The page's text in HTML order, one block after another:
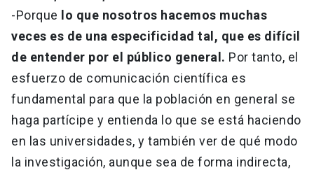
-Porque lo que nosotros hacemos muchas
veces es de una especificidad tal, que es difícil
de entender por el público general. Por tanto, el
esfuerzo de comunicación científica es
fundamental para que la población en general se
haga partícipe y entienda lo que se está haciendo
en las universidades, y también ver de qué modo
la investigación, aunque sea de forma indirecta,